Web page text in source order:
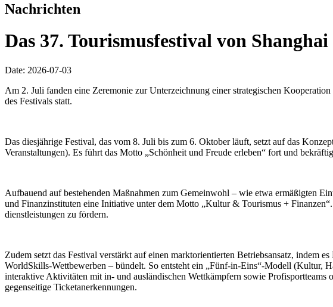
Nachrichten
Das 37. Tourismusfestival von
Date: 2026-07-03
Am 2. Juli fanden eine Zeremonie zur Unterzeichnung einer strategischen
des Festivals statt.
Das diesjährige Festival, das vom 8. Juli bis zum 6. Oktober läuft, setzt auf das
Veranstaltungen). Es führt das Motto „Schönheit und Freude erleben“ fort und
Aufbauend auf bestehenden Maßnahmen zum Gemeinwohl – wie etwa ermäßigten
und Finanzinstituten eine Initiative unter dem Motto „Kultur & Tourismus +
dienstleistungen zu fördern.
Zudem setzt das Festival verstärkt auf einen marktorientierten Betriebsansatz, indem
WorldSkills-Wettbewerben – bündelt. So entsteht ein „Fünf-in-Eins“-Modell (Kultur,
interaktive Aktivitäten mit in- und ausländischen Wettkämpfern sowie
gegenseitige Ticketanerkennungen.